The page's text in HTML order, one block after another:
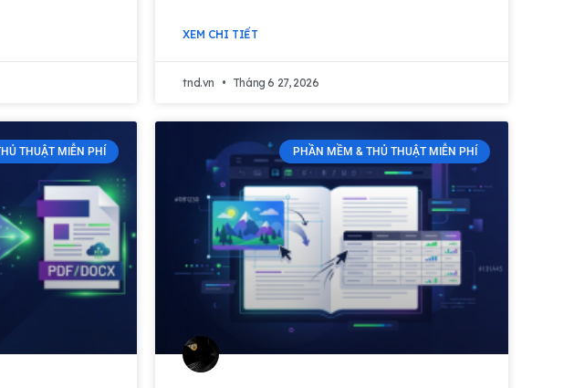
XEM CHI TIẾT
tnd.vn Tháng 6 27, 2026
THUẬT MIỄN PHÍ PHẦN MỀM & THỦ THUẬT MIỄN PHÍ